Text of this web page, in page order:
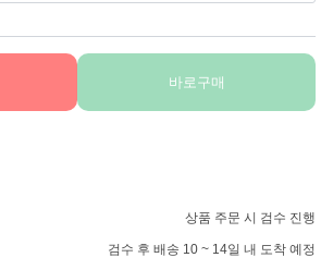
바로구매
상품 주문 시 검수 진행
검수 후 배송 10 ~ 14일 내 도착 예정